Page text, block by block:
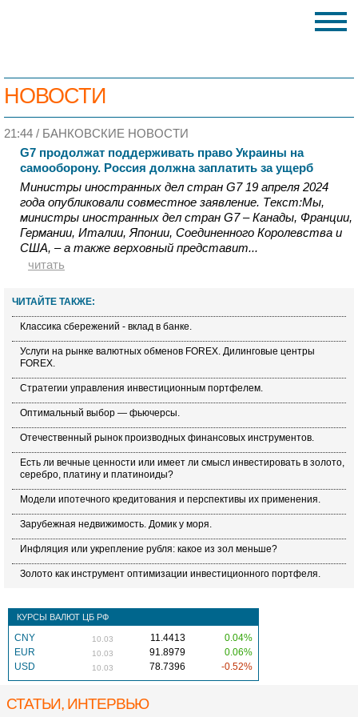
НОВОСТИ
21:44 / БАНКОВСКИЕ НОВОСТИ
G7 продолжат поддерживать право Украины на
самооборону. Россия должна заплатить за ущерб
Министры иностранных дел стран G7 19 апреля 2024
года опубликовали совместное заявление. Текст:Мы,
министры иностранных дел стран G7 – Канады, Франции,
Германии, Италии, Японии, Соединенного Королевства и
США, – а также верховный представит...
читать
ЧИТАЙТЕ ТАКЖЕ:
Классика сбережений - вклад в банке.
Услуги на рынке валютных обменов FOREX. Дилинговые центры
FOREX.
Стратегии управления инвестиционным портфелем.
Оптимальный выбор — фьючерсы.
Отечественный рынок производных финансовых инструментов.
Есть ли вечные ценности или имеет ли смысл инвестировать в золото,
серебро, платину и платиноиды?
Модели ипотечного кредитования и перспективы их применения.
Зарубежная недвижимость. Домик у моря.
Инфляция или укрепление рубля: какое из зол меньше?
Золото как инструмент оптимизации инвестиционного портфеля.
КУРСЫ ВАЛЮТ ЦБ РФ
CNY 10.03 11.4413
0.04%
EUR
10.03 91.8979
0.06%
USD
10.03 78.7396 -0.52%
СТАТЬИ, ИНТЕРВЬЮ